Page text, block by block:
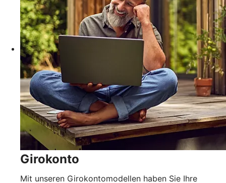
Girokonto
Mit unseren Girokontomodellen haben Sie Ihre